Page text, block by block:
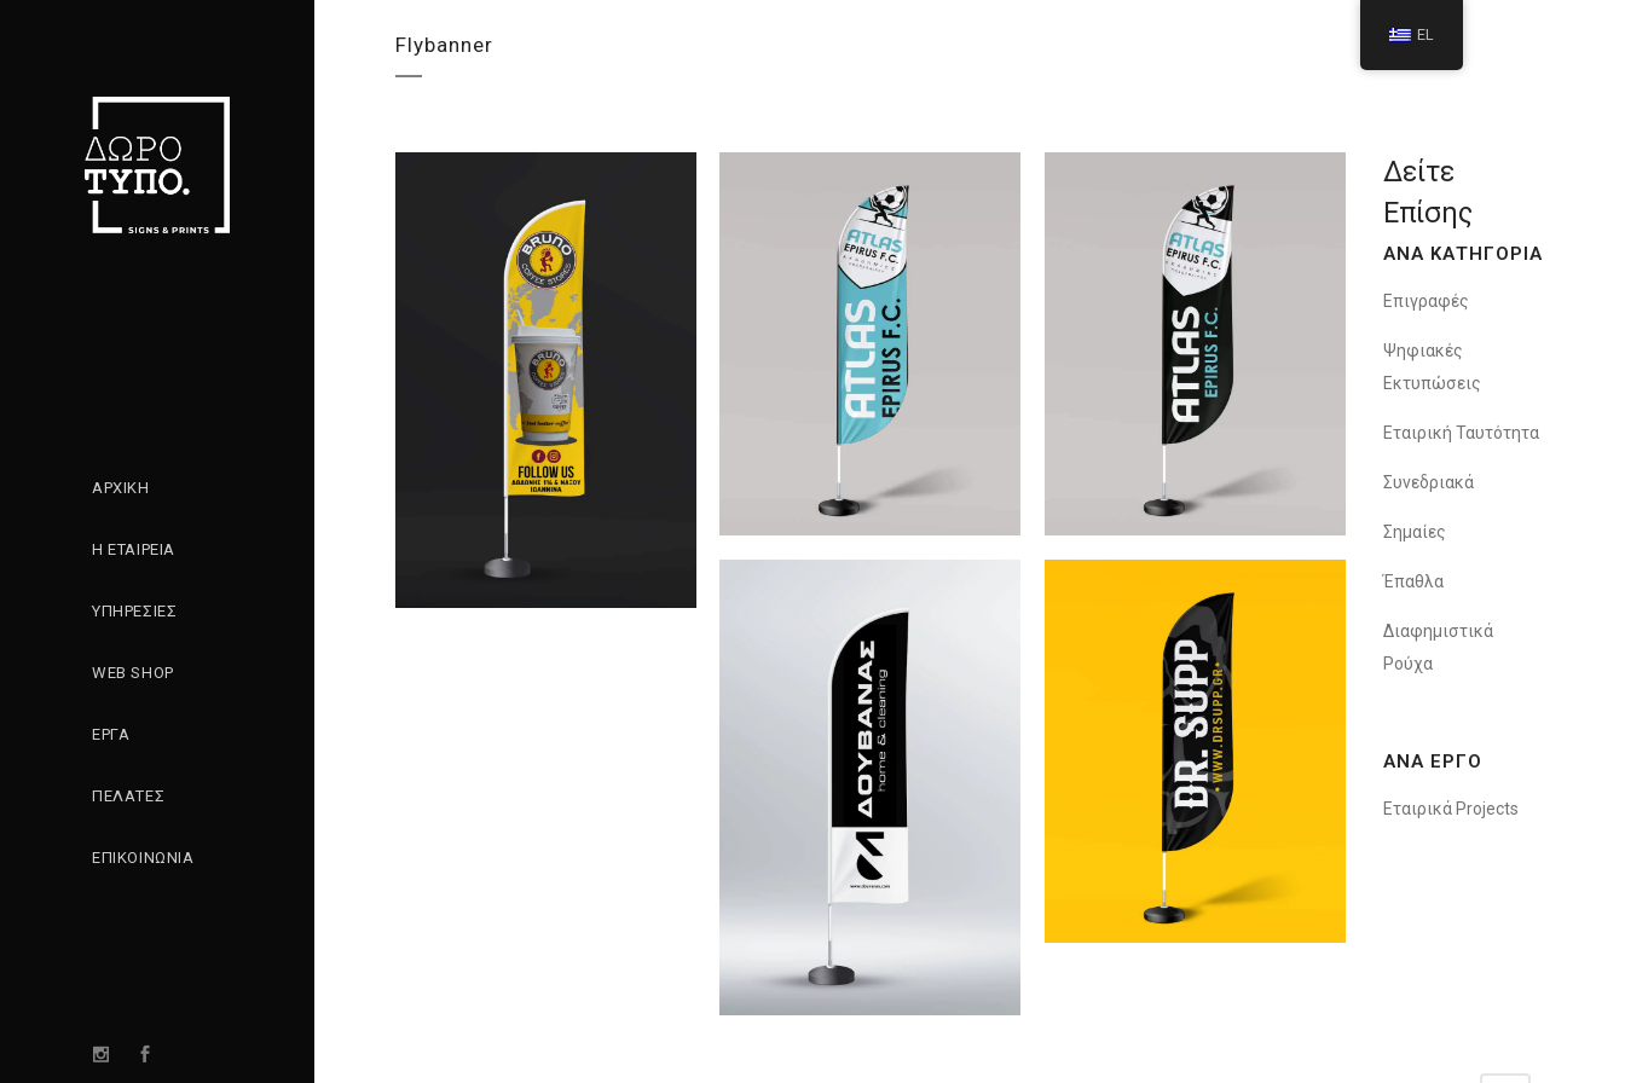
ΑΡΧΙΚΗ
Η ΕΤΑΙΡΕΙΑ
ΥΠΗΡΕΣΙΕΣ
WEB SHOP
ΕΡΓΑ
ΠΕΛΑΤΕΣ
ΕΠΙΚΟΙΝΩΝΙΑ
Flybanner
Δείτε
Επίσης
ΑΝΑ ΚΑΤΗΓΟΡΙΑ
Επιγραφές
Ψηφιακές
Εκτυπώσεις
Εταιρική Ταυτότητα
Συνεδριακά
Σημαίες
Έπαθλα
Διαφημιστικά
Ρούχα
ΑΝΑ ΕΡΓΟ
Εταιρικά Projects
EL